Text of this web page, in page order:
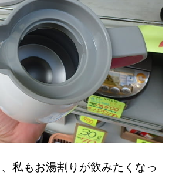
私もお湯割りが飲みたくなっ